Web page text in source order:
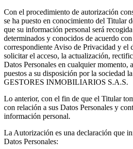
Con el procedimiento de autorización
se ha puesto en conocimiento del Titular
que su información personal será
determinados y conocidos de acuerdo
correspondiente Aviso de Privacidad y el
solicitar el acceso, la actualización,
Datos Personales en cualquier momento,
puestos a su disposición por la sociedad
GESTORES INMOBILIARIOS S.A.S.
Lo anterior, con el fin de que el Titular
con relación a sus Datos Personales y
información personal.
La Autorización es una declaración que
Datos Personales: